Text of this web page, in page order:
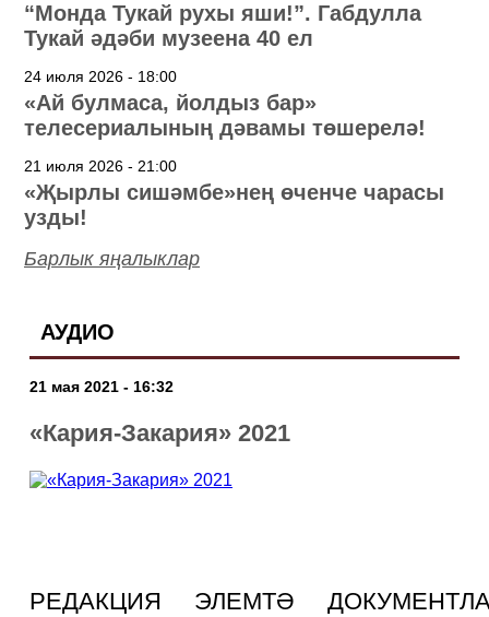
“Монда Тукай рухы яши!”. Габдулла
Тукай әдәби музеена 40 ел
24 июля 2026 - 18:00
«Ай булмаса, йолдыз бар»
телесериалының дәвамы төшерелә!
21 июля 2026 - 21:00
«Җырлы сишәмбе»нең өченче чарасы
узды!
Барлык яңалыклар
АУДИО
21 мая 2021 - 16:32
«Кария-Закария» 2021
РЕДАКЦИЯ ЭЛЕМТӘ